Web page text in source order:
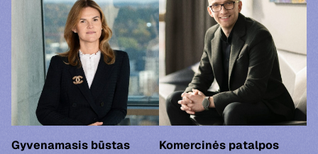
Gyvenamasis būstas
Komercinės patalpos